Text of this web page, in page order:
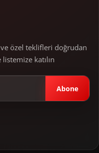
özel teklifleri doğrudan
katılın
Abone